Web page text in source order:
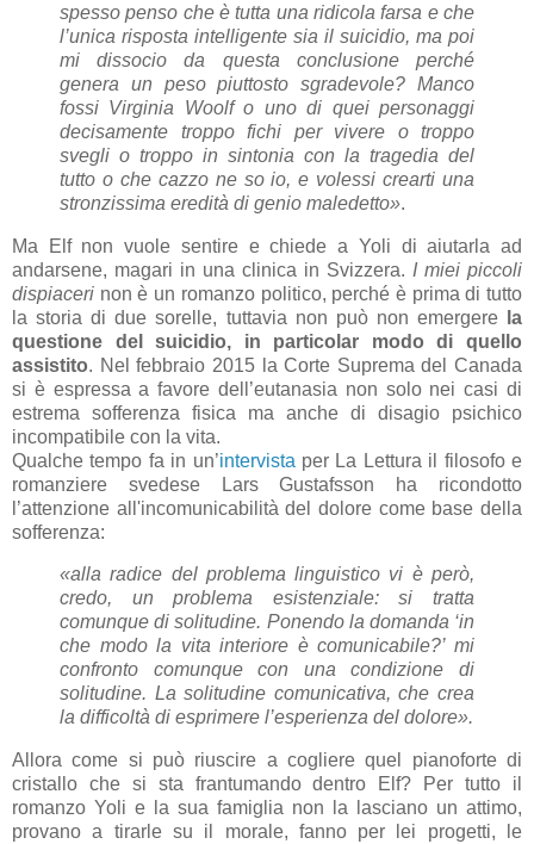
spesso penso che è tutta una ridicola farsa e che
l’unica risposta intelligente sia il suicidio, ma poi
mi dissocio da questa conclusione perché
genera un peso piuttosto sgradevole? Manco
fossi Virginia Woolf o uno di quei personaggi
decisamente troppo fichi per vivere o troppo
svegli o troppo in sintonia con la tragedia del
tutto o che cazzo ne so io, e volessi crearti una
stronzissima eredità di genio maledetto».
Ma Elf non vuole sentire e chiede a Yoli di aiutarla ad
andarsene, magari in una clinica in Svizzera. I miei piccoli
dispiaceri non è un romanzo politico, perché è prima di tutto
la storia di due sorelle, tuttavia non può non emergere
la
questione del suicidio, in particolar modo di quello
assistito. Nel febbraio 2015 la Corte Suprema del Canada
si è espressa a favore dell’eutanasia non solo nei casi di
estrema sofferenza fisica ma anche di disagio psichico
incompatibile con la vita.
Qualche tempo fa in un’intervista per La Lettura il filosofo e
romanziere svedese Lars Gustafsson ha ricondotto
l’attenzione all'incomunicabilità del dolore come base della
sofferenza:
«alla radice del problema linguistico vi è però,
credo, un problema esistenziale: si tratta
comunque di solitudine. Ponendo la domanda ‘in
che modo la vita interiore è comunicabile?’ mi
confronto comunque con una condizione di
solitudine. La solitudine comunicativa, che crea
la difficoltà di esprimere l’esperienza del dolore».
Allora come si può riuscire a cogliere quel pianoforte di
cristallo che si sta frantumando dentro Elf? Per tutto il
romanzo Yoli e la sua famiglia non la lasciano un attimo,
provano a tirarle su il morale, fanno per lei progetti, le